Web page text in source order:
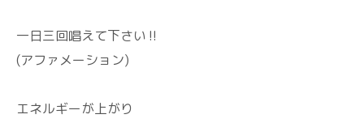
一日三回唱えて下さい‼️
(アファメーション)
エネルギーが上がり